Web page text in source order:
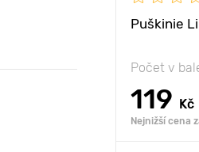
Puškinie
Počet v
119 Kč
Nejnižší cena